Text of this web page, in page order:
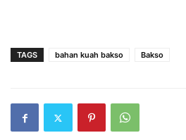
TAGS bahan kuah bakso Bakso